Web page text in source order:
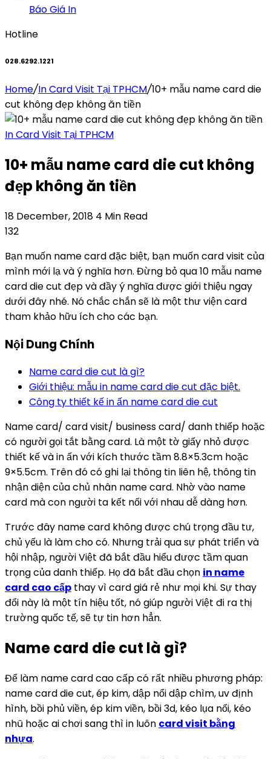
Báo Giá In
Hotline
028.6292.1221
Home/In Card Visit Tại TPHCM/10+ mẫu name card die
cut không đẹp không ăn tiền
In Card Visit Tại TPHCM
10+ mẫu name card die cut không
đẹp không ăn tiền
18 December, 2018 4 Min Read
132
Bạn muốn name card đặc biệt, bạn muốn card visit của
mình mới lạ và ý nghĩa hơn. Đừng bỏ qua 10 mẫu name
card die cut đẹp và đầy ý nghĩa được giới thiệu ngay
dưới đây nhé. Nó chắc chắn sẽ là một thư viện card
tham khảo hữu ích cho các bạn.
Nội Dung Chính
Name card die cut là gì?
Giới thiệu: mẫu in name card die cut đặc biệt.
Công ty thiết kế in ấn name card die cut
Name card/ card visit/ business card/ danh thiếp hoặc
có người gọi tắt bằng card. Là một tờ giấy nhỏ được
thiết kế và in ấn với kích thước tầm 8.8×5.3cm hoặc
9×5.5cm. Trên đó có ghi lại thông tin liên hệ, thông tin
nhận diện của chủ nhân name card. Nhờ vào name
card mà con người ta kết nối với nhau dễ dàng hơn.
Trước đây name card không được chú trọng đầu tư,
chủ yếu là làm cho có. Nhưng trải qua sự phát triển và
hội nhập, người Việt đã bắt đầu hiểu được tầm quan
trọng của danh thiếp. Họ đã bắt đầu chọn in name
card cao cấp thay vì card giá rẻ như mọi khi. Sự thay
đổi này là một tín hiệu tốt, nó giúp người Việt đi ra thị
trường quốc tế, sẽ tự tin hơn hẳn.
Name card die cut là gì?
Để làm name card cao cấp có rất nhiều phương pháp:
name card die cut, ép kim, dập nổi dập chìm, uv định
hình, bồi phủ viền, ép kim viền, bồi 3d, kéo lụa nổi, kéo
nhũ hoặc ai chơi sang thì in luôn card visit bằng
nhựa.